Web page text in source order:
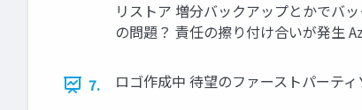
リストア 増分バックアップとかでバ
の問題？ 責任の擦り付け合いが発生
7. ロゴ作成中 待望のファーストパーテ